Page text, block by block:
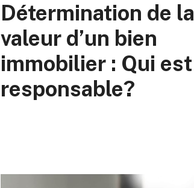
Détermination de la
valeur d’un bien
immobilier : Qui est
responsable?